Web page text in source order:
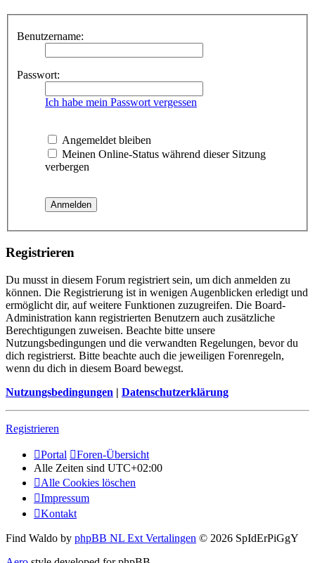
Benutzername:
Passwort:
Ich habe mein Passwort vergessen
Angemeldet bleiben
Meinen Online-Status während dieser Sitzung
verbergen
Registrieren
Du musst in diesem Forum registriert sein, um dich anmelden zu
können. Die Registrierung ist in wenigen Augenblicken erledigt und
ermöglicht dir, auf weitere Funktionen zuzugreifen. Die Board-
Administration kann registrierten Benutzern auch zusätzliche
Berechtigungen zuweisen. Beachte bitte unsere
Nutzungsbedingungen und die verwandten Regelungen, bevor du
dich registrierst. Bitte beachte auch die jeweiligen Forenregeln,
wenn du dich in diesem Board bewegst.
Nutzungsbedingungen | Datenschutzerklärung
Registrieren
Portal
Foren-Übersicht
Alle Zeiten sind UTC+02:00
Alle Cookies löschen
Impressum
Kontakt
Find Waldo by phpBB NL Ext Vertalingen © 2026 SpIdErPiGgY